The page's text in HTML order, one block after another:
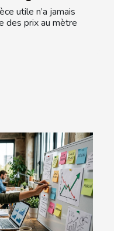
utile n’a jamais
des prix au mètre